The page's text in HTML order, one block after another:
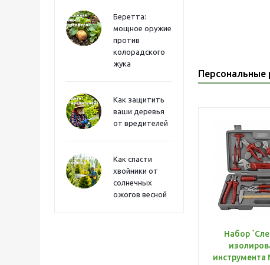
Беретта:
мощное оружие
против
колорадского
жука
Как защитить
ваши деревья
от вредителей
Как спасти
хвойники от
солнечных
ожогов весной
Персональные
Набор